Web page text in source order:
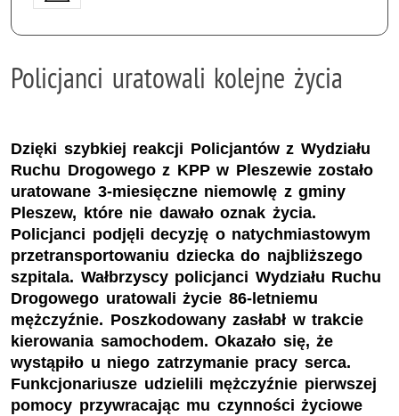
Policjanci uratowali kolejne życia
Dzięki szybkiej reakcji Policjantów z Wydziału
Ruchu Drogowego z KPP w Pleszewie zostało
uratowane 3-miesięczne niemowlę z gminy
Pleszew, które nie dawało oznak życia.
Policjanci podjęli decyzję o natychmiastowym
przetransportowaniu dziecka do najbliższego
szpitala. Wałbrzyscy policjanci Wydziału Ruchu
Drogowego uratowali życie 86-letniemu
mężczyźnie. Poszkodowany zasłabł w trakcie
kierowania samochodem. Okazało się, że
wystąpiło u niego zatrzymanie pracy serca.
Funkcjonariusze udzielili mężczyźnie pierwszej
pomocy przywracając mu czynności życiowe